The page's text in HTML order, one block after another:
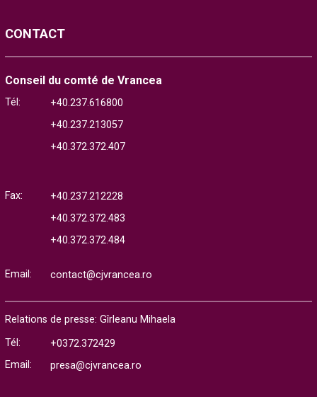
CONTACT
Conseil du comté de Vrancea
Tél:
+40.237.616800
+40.237.213057
+40.372.372.407
Fax:
+40.237.212228
+40.372.372.483
+40.372.372.484
Email: contact@cjvrancea.ro
Relations de presse: Gîrleanu Mihaela
Tél:
+0372.372429
Email:
presa@cjvrancea.ro